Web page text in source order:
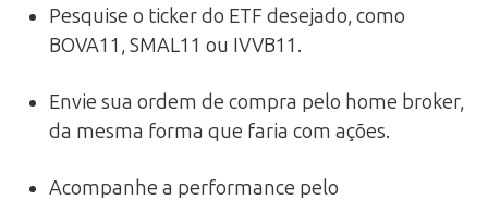
Pesquise o ticker do ETF desejado, como
BOVA11, SMAL11 ou IVVB11.
Envie sua ordem de compra pelo home broker,
da mesma forma que faria com ações.
Acompanhe a performance pelo